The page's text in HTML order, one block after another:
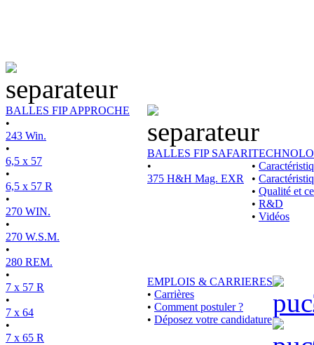
BALLES FIP APPROCHE
•
243 Win.
•
6,5 x 57
•
6,5 x 57 R
•
270 WIN.
•
270 W.S.M.
•
280 REM.
•
7 x 57 R
•
7 x 64
•
7 x 65 R
BALLES FIP SAFARI
•
375 H&H Mag. EXR
•
•
• Qualité et
• R&D
• Vidéos
EMPLOIS & CARRIERES
• Carrières
• Comment postuler ?
• Déposez votre candidature